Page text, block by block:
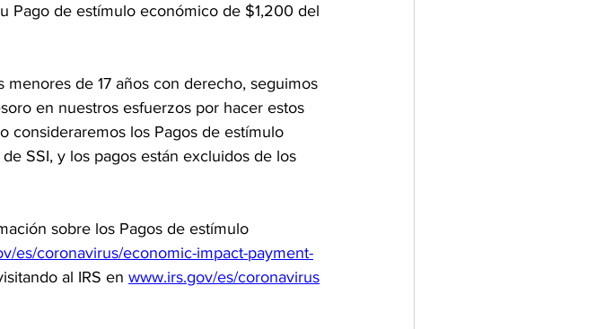
Pago de estímulo económico de $1,200 del
de 17 años con derecho, seguimos
en nuestros esfuerzos por hacer estos
consideraremos los Pagos de estímulo
SSI, y los pagos están excluidos de los
sobre los Pagos de estímulo
es/coronavirus/economic-impact-payment-
al IRS en www.irs.gov/es/coronavirus